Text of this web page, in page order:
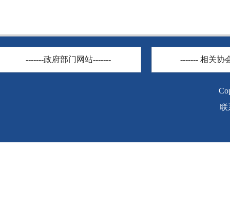
-------政府部门网站------- ------- 相关协
联